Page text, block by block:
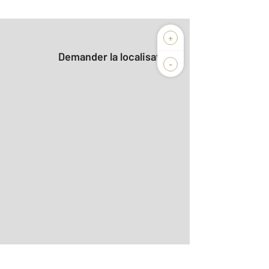
+
-
Demander la localisation